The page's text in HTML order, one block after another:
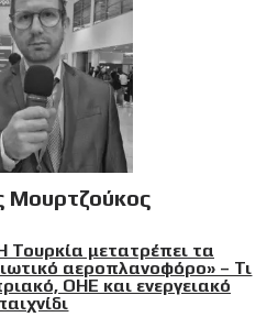
Μουρτζούκος
Τουρκία μετατρέπει τα
αεροπλανοφόρο» – Τι
ΟΗΕ και ενεργειακό